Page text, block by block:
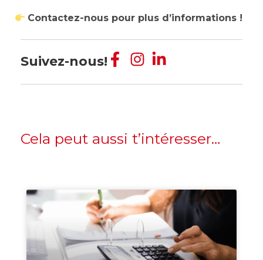
Contactez-nous pour plus d’informations !
Suivez-nous!
Cela peut aussi t’intéresser…